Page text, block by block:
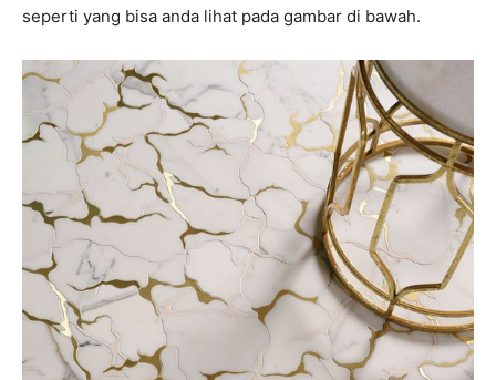
seperti yang bisa anda lihat pada gambar di bawah.